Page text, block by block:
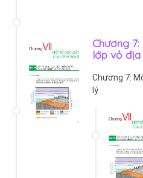
Chương
lớp vỏ địa
Chương 7:
lý